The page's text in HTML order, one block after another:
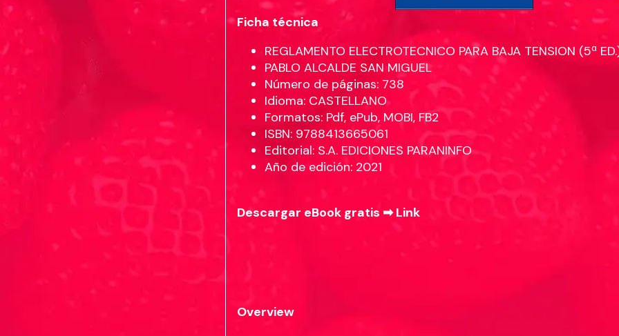
Ficha técnica
REGLAMENTO ELECTROTECNICO PARA BAJA TENSION (5ª
PABLO ALCALDE SAN MIGUEL
Número de páginas: 738
Idioma: CASTELLANO
Formatos: Pdf, ePub, MOBI, FB2
ISBN: 9788413665061
Editorial: S.A. EDICIONES PARANINFO
Año de edición: 2021
Descargar eBook gratis ➡Link
Overview